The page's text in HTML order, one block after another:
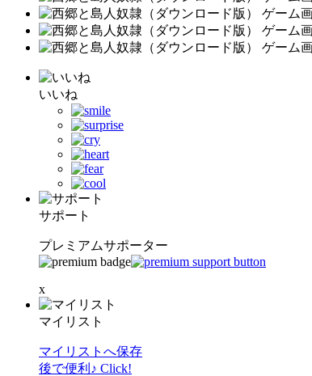
いいね
サポート
プレミアムサポーター
x
マイリスト
マイリストへ保存
後で便利♪ Click!